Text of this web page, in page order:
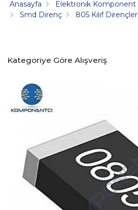
Anasayfa Elektronik Komponent
Smd Direnç
805 Kılıf Dirençler
Kategoriye Göre Alışveriş